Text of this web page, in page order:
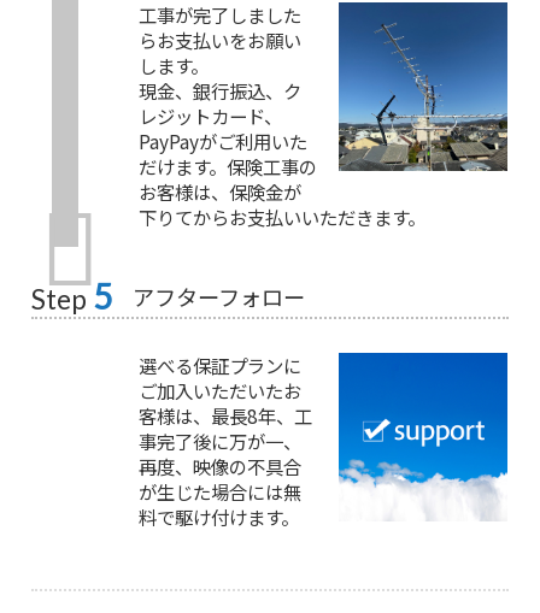
工事が完了しました
らお支払いをお願い
します。
現金、銀行振込、ク
レジットカード、
PayPayがご利用いた
だけます。保険工事の
お客様は、保険金が
下りてからお支払いいただきます。
Step 5 アフターフォロー
選べる保証プランに
ご加入いただいたお
客様は、最長8年、工
事完了後に万が一、
再度、映像の不具合
が生じた場合には無
料で駆け付けます。